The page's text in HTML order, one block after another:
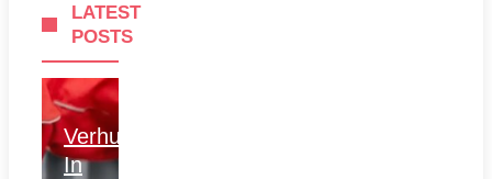
LATEST
POSTS
Verhuizen
In